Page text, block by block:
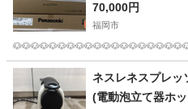
モデル
70,000円
福岡市
福岡 福岡市 季節、空調家電
ネスレネスプレッ
(電動泡立て器ホ